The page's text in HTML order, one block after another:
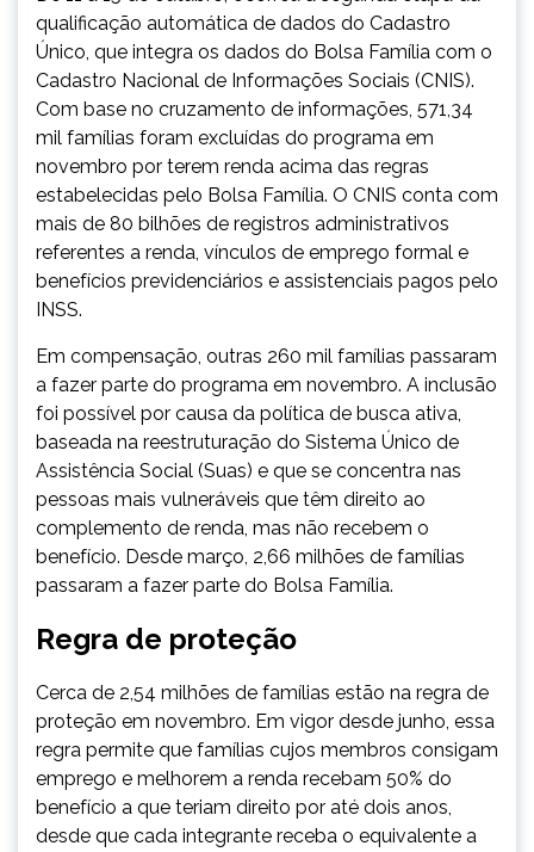
qualificação automática de dados do Cadastro
Único, que integra os dados do Bolsa Família com o
Cadastro Nacional de Informações Sociais (CNIS).
Com base no cruzamento de informações, 571,34
mil famílias foram excluídas do programa em
novembro por terem renda acima das regras
estabelecidas pelo Bolsa Família. O CNIS conta com
mais de 80 bilhões de registros administrativos
referentes a renda, vínculos de emprego formal e
benefícios previdenciários e assistenciais pagos pelo
INSS.
Em compensação, outras 260 mil famílias passaram
a fazer parte do programa em novembro. A inclusão
foi possível por causa da política de busca ativa,
baseada na reestruturação do Sistema Único de
Assistência Social (Suas) e que se concentra nas
pessoas mais vulneráveis que têm direito ao
complemento de renda, mas não recebem o
benefício. Desde março, 2,66 milhões de famílias
passaram a fazer parte do Bolsa Família.
Regra de proteção
Cerca de 2,54 milhões de famílias estão na regra de
proteção em novembro. Em vigor desde junho, essa
regra permite que famílias cujos membros consigam
emprego e melhorem a renda recebam 50% do
benefício a que teriam direito por até dois anos,
desde que cada integrante receba o equivalente a